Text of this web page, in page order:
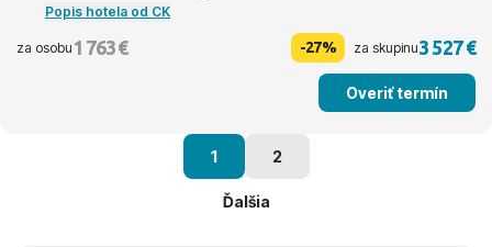
Popis hotela od CK
za osobu 1 763 € -27% za skupinu3 527 €
Overiť termín
1 2
Ďalšia